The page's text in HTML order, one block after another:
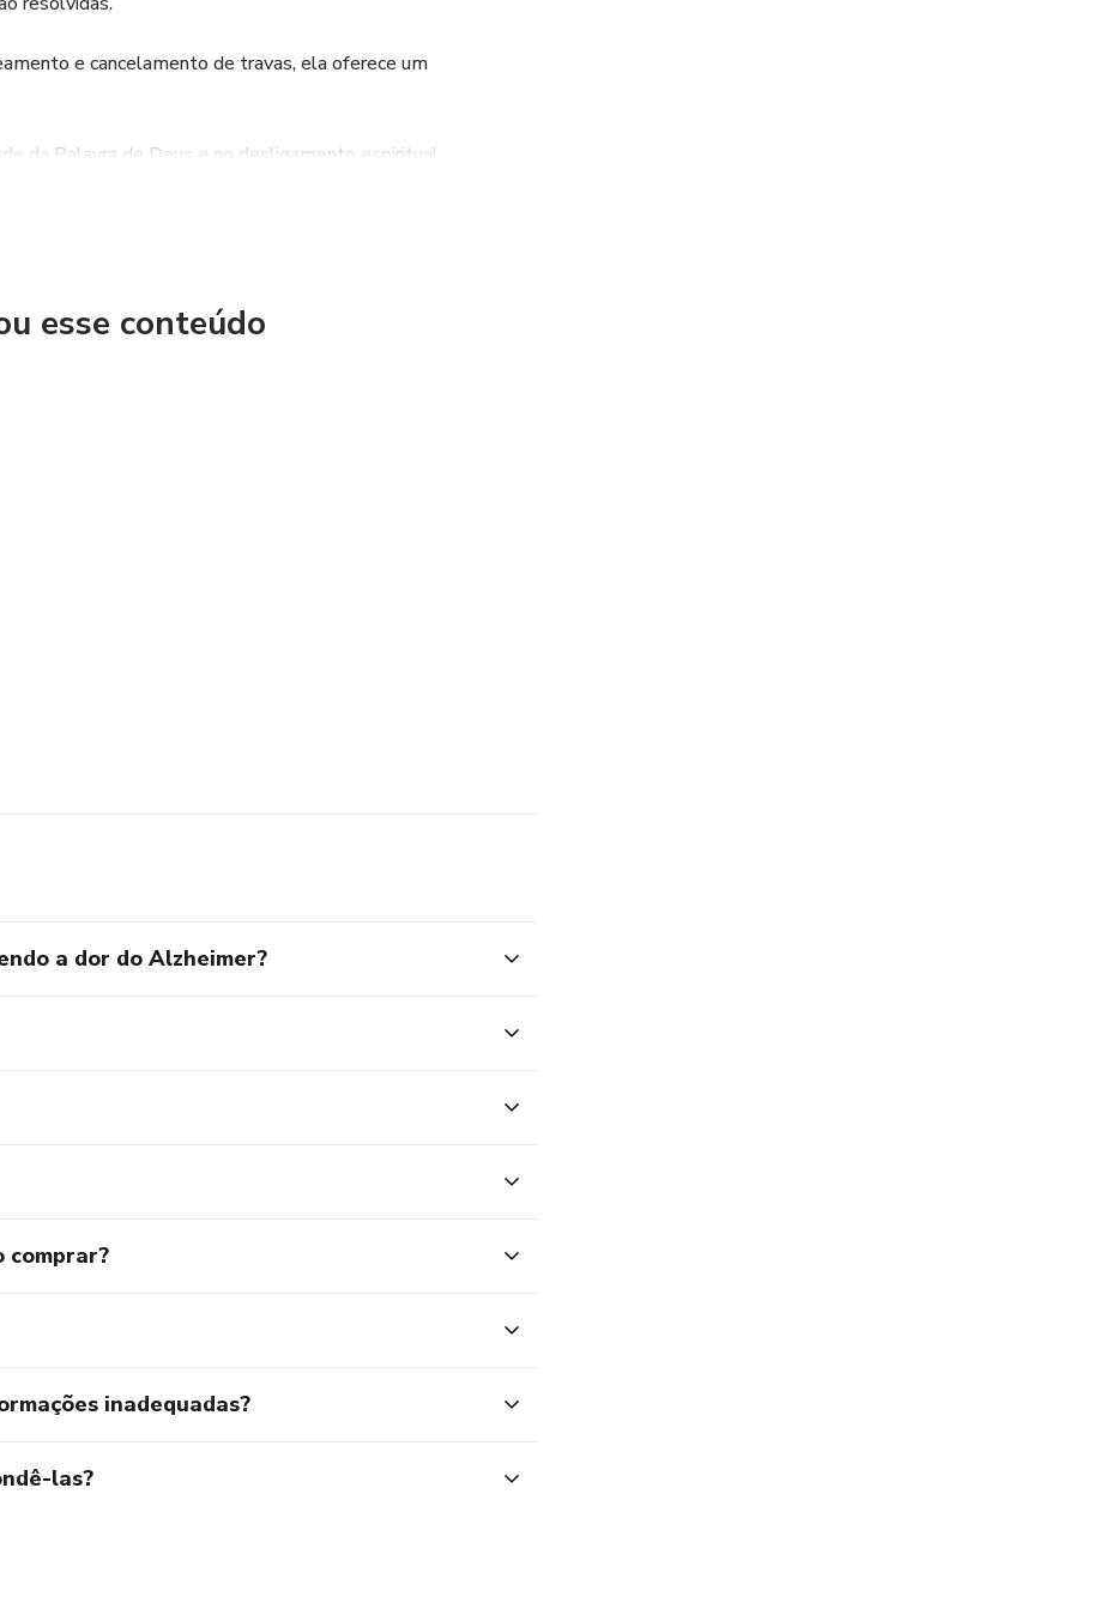
e cancelamento de travas, ela oferece um
da Palavra de Deus e no desligamento espiritual.
impede de viver sua verdadeira missão de vida.
esse conteúdo
a dor do Alzheimer?
comprar?
inadequadas?
las?